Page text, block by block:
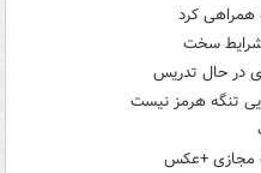
همراهی کرد
شرایط سخت
در حال تدریس
تنگه هرمز نیست
مجازی +عکس